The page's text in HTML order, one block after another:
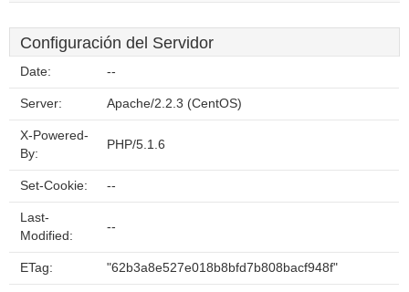
Configuración del Servidor
Date: --
Server: Apache/2.2.3 (CentOS)
X-Powered-
By:
PHP/5.1.6
Set-Cookie: --
Last-
Modified:
--
ETag: "62b3a8e527e018b8bfd7b808bacf948f"